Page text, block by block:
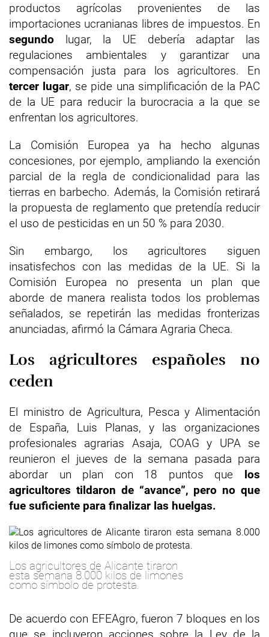
productos agrícolas provenientes de las
importaciones ucranianas libres de impuestos. En
segundo lugar, la UE debería adaptar las
regulaciones ambientales y garantizar una
compensación justa para los agricultores. En
tercer lugar, se pide una simplificación de la PAC
de la UE para reducir la burocracia a la que se
enfrentan los agricultores.
La Comisión Europea ya ha hecho algunas
concesiones, por ejemplo, ampliando la exención
parcial de la regla de condicionalidad para las
tierras en barbecho. Además, la Comisión retirará
la propuesta de reglamento que pretendía reducir
el uso de pesticidas en un 50 % para 2030.
Sin embargo, los agricultores siguen
insatisfechos con las medidas de la UE. Si la
Comisión Europea no presenta un plan que
aborde de manera realista todos los problemas
señalados, se repetirán las medidas fronterizas
anunciadas, afirmó la Cámara Agraria Checa.
Los agricultores españoles no
ceden
El ministro de Agricultura, Pesca y Alimentación
de España, Luis Planas, y las organizaciones
profesionales agrarias Asaja, COAG y UPA se
reunieron el jueves de la semana pasada para
abordar un plan con 18 puntos que los
agricultores tildaron de “avance”, pero no que
fue suficiente para finalizar las huelgas.
Los agricultores de Alicante tiraron
esta semana 8.000 kilos de limones
como símbolo de protesta.
De acuerdo con EFEAgro, fueron 7 bloques en los